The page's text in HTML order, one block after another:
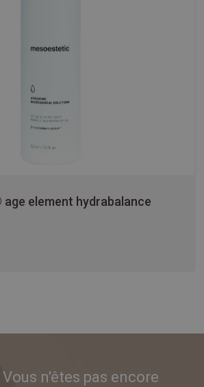
element hydrabalance
Vous n'êtes pas encore